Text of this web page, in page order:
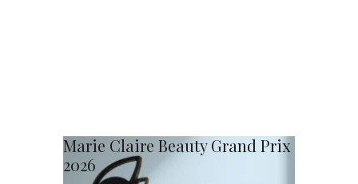
Marie Claire Beauty Grand Prix
2026